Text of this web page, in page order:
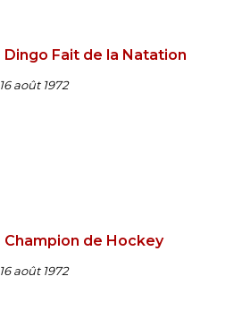
Dingo Fait de la Natation
16 août 1972
Champion de Hockey
16 août 1972